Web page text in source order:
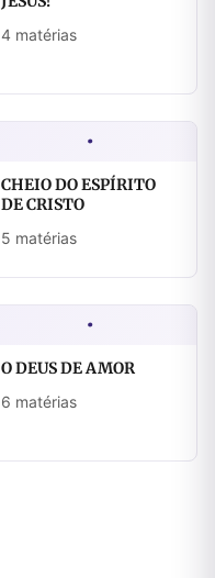
4 matérias
·
CHEIO DO ESPÍRITO
DE CRISTO
5 matérias
·
O DEUS DE AMOR
6 matérias